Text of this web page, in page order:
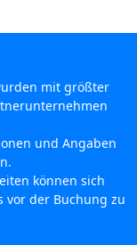
mit größter
und Angaben
können sich
vor der Buchung zu